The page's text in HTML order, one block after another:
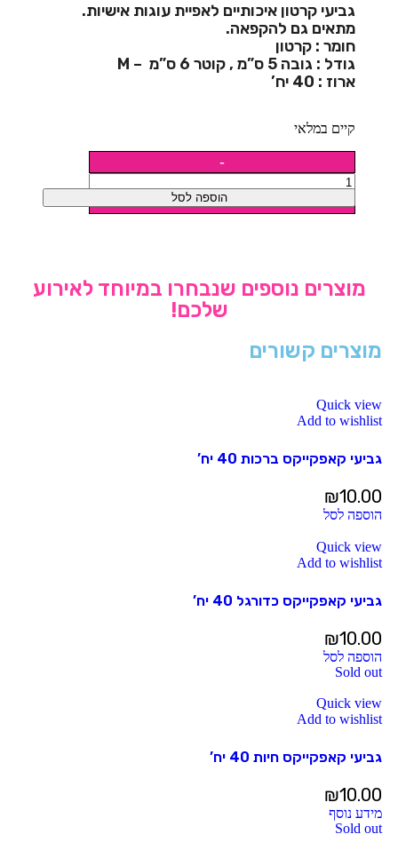
גביעי קרטון איכותיים לאפיית עוגות אישיות.
מתאים גם להקפאה.
חומר : קרטון
גודל : גובה 5 ס”מ , קוטר 6 ס”מ – M
ארוז : 40 יח’
קיים במלאי
הוספה לסל
מוצרים נוספים שנבחרו במיוחד לאירוע
שלכם!
מוצרים קשורים
Quick view
Add to wishlist
גביעי קאפקייקס ברכות 40 יח’
₪10.00
הוספה לסל
Quick view
Add to wishlist
גביעי קאפקייקס כדורגל 40 יח’
₪10.00
הוספה לסל
Sold out
Quick view
Add to wishlist
גביעי קאפקייקס חיות 40 יח’
₪10.00
מידע נוסף
Sold out